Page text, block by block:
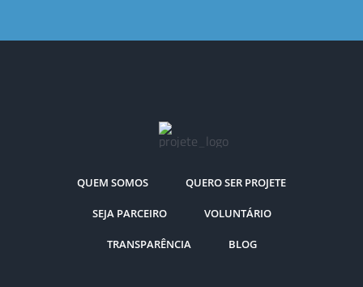
QUEM SOMOS QUERO SER PROJETE
SEJA PARCEIRO VOLUNTÁRIO
TRANSPARÊNCIA BLOG